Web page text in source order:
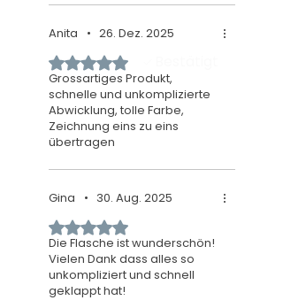
Endergebnis war einfach toll.
🥰 die beschenkte Person hat
sich sehr darüber gefreut.
Herzlichen Dank und immer
gerne wieder
Anita • 26. Dez. 2025
Mit 5 von 5 Sternen bewertet.
Grossartiges Produkt,
schnelle und unkomplizierte
Abwicklung, tolle Farbe,
Zeichnung eins zu eins
übertragen
Falsche die ich bestellt habe
Gina
• 30. Aug. 2025
Mit 5 von 5 Sternen bewertet.
Die Flasche ist wunderschön!
Vielen Dank dass alles so
unkompliziert und schnell
geklappt hat!